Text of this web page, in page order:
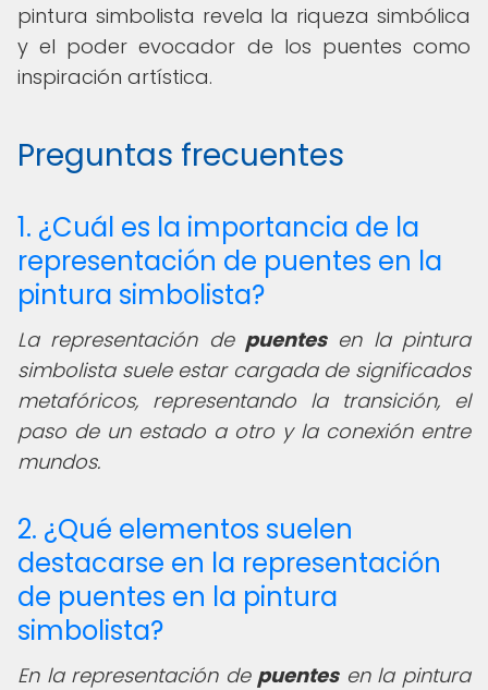
pintura simbolista revela la riqueza simbólica
y el poder evocador de los puentes como
inspiración artística.
Preguntas frecuentes
1. ¿Cuál es la importancia de la
representación de puentes en la
pintura simbolista?
La representación de puentesen la pintura
simbolista suele estar cargada de significados
metafóricos, representando la transición, el
paso de un estado a otro y la conexión entre
mundos.
2. ¿Qué elementos suelen
destacarse en la representación
de puentes en la pintura
simbolista?
En la representación de puentesen la pintura